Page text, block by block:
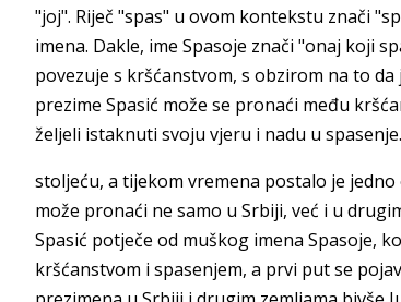
"joj". Riječ "spas" u ovom kontekstu znači
imena. Dakle, ime Spasoje znači "onaj koji
povezuje s kršćanstvom, s obzirom na to
prezime Spasić može se pronaći među
željeli istaknuti svoju vjeru i nadu u
stoljeću, a tijekom vremena postalo je
može pronaći ne samo u Srbiji, već i u
Spasić potječe od muškog imena Spasoje,
kršćanstvom i spasenjem, a prvi put se